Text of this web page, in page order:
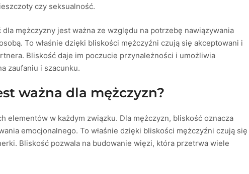
czy seksualność.
mężczyzny jest ważna ze względu na potrzebę nawiązywania
To właśnie dzięki bliskości mężczyźni czują się akceptowani i
Bliskość daje im poczucie przynależności i umożliwia
zaufaniu i szacunku.
ważna dla mężczyzn?
elementów w każdym związku. Dla mężczyzn, bliskość oznacza
emocjonalnego. To właśnie dzięki bliskości mężczyźni czują się
Bliskość pozwala na budowanie więzi, która przetrwa wiele